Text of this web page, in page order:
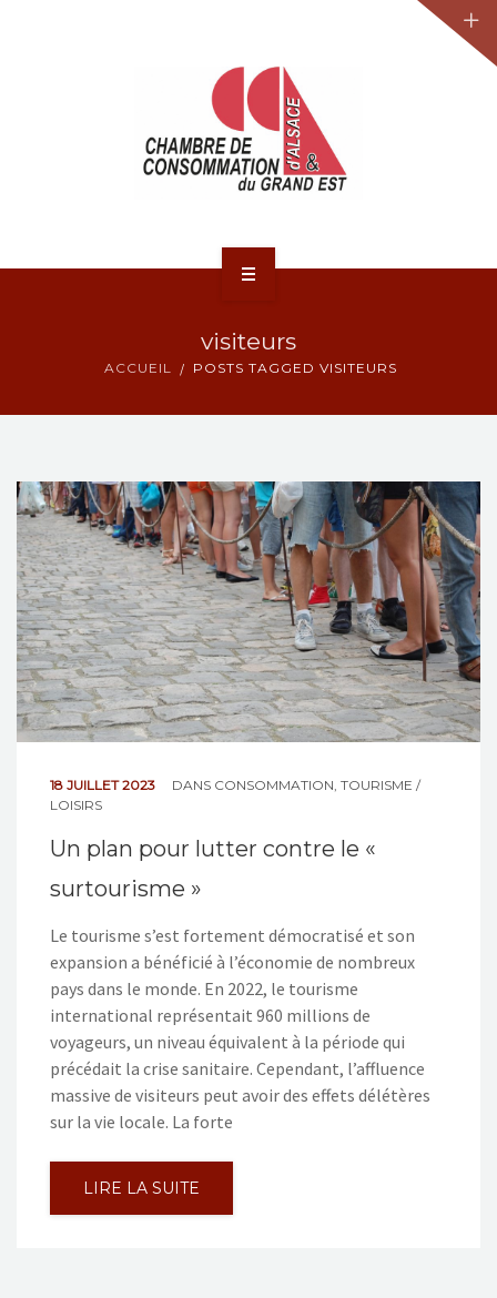
NOS ACTIONS
CONTACT
visiteurs
ACCUEIL POSTS TAGGED VISITEURS
18 JUILLET 2023 DANS CONSOMMATION TOURISME /
LOISIRS
Un plan pour lutter contre le «
surtourisme »
Le tourisme s’est fortement démocratisé et son
expansion a bénéficié à l’économie de nombreux
pays dans le monde. En 2022, le tourisme
international représentait 960 millions de
voyageurs, un niveau équivalent à la période qui
précédait la crise sanitaire. Cependant, l’affluence
massive de visiteurs peut avoir des effets délétères
sur la vie locale. La forte
LIRE LA SUITE